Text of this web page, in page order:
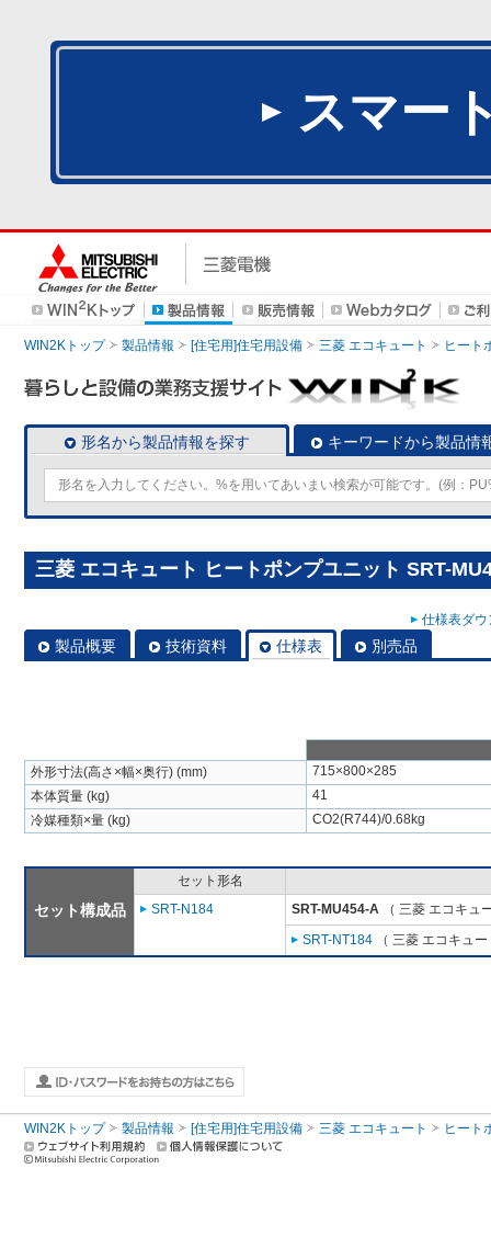
スマー
WIN2Kトップ 製品情報 [住宅用]住宅用設備 三菱 エコキュート ヒート
形名から製品情報を探す キーワードから製品情
三菱 エコキュート ヒートポンプユニット SRT-
仕様表ダ
製品概要 技術資料 仕様表 別売品
外形寸法(高さ×幅×奥行) (mm)
715×800×285
本体質量 (kg)
41
冷媒種類×量 (kg)
CO2(R744)/0.68kg
セット構成品
セット形名
SRT-N184
SRT-MU454-A （ 三菱 エコキュ
SRT-NT184 （ 三菱 エコキュ
WIN2Kトップ 製品情報 [住宅用]住宅用設備 三菱 エコキュート ヒート